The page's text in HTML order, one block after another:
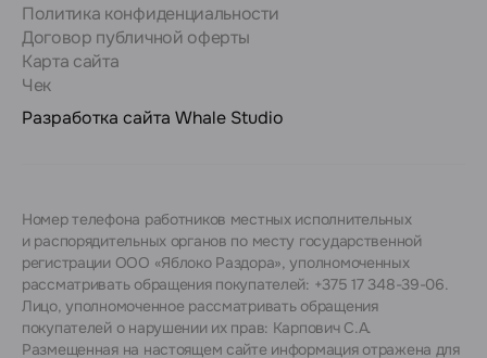
Политика конфиденциальности
Договор публичной оферты
Карта сайта
Чек
Разработка сайта Whale Studio
Номер телефона работников местных исполнительных
и распорядительных органов по месту государственной
регистрации ООО «Яблоко Раздора», уполномоченных
рассматривать обращения покупателей: +375 17 348-39-06.
Лицо, уполномоченное рассматривать обращения
покупателей о нарушении их прав: Карпович С.А.
Размещенная на настоящем сайте информация отражена для